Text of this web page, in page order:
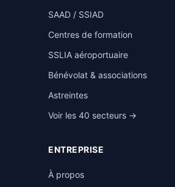
SAAD / SSIAD
Centres de formation
SSLIA aéroportuaire
Bénévolat & associations
Astreintes
Voir les 40 secteurs →
ENTREPRISE
À propos